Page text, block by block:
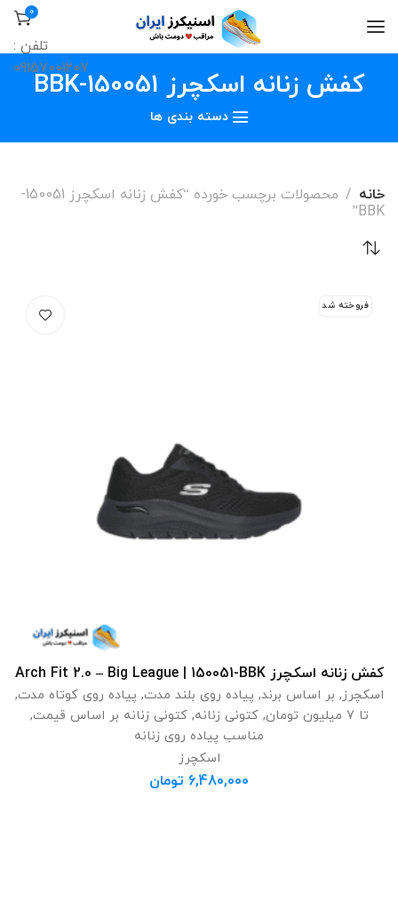
0
تلفن :
09157001207
کفش زنانه اسکچرز 150051-BBK
دسته بندی ها
خانه
محصولات برچسب خورده “کفش زنانه اسکچرز 150051-
BBK”
فروخته شد
انتخاب گزینه ها کفش زنانه اسکچرز Arch Fit 2.0 – Big League | 150051-BBK
اسکچرز, بر اساس برند, پیاده روی بلند مدت, پیاده روی کوتاه مدت,
تا 7 میلیون تومان
,کتونی زنانه,کتونی زنانه بر اساس قیمت,
مناسب پیاده روی زنانه
اسکچرز
6,480,000 تومان